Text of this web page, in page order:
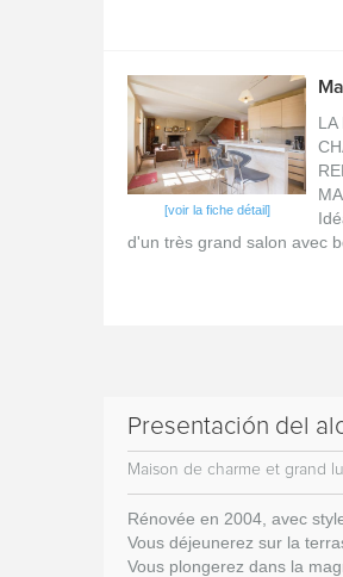
[voir la fiche détail]
LA
d'un très grand salon avec
Presentación del
Maison de charme et grand
Rénovée en 2004, avec
Vous déjeunerez sur la
Vous plongerez dans la